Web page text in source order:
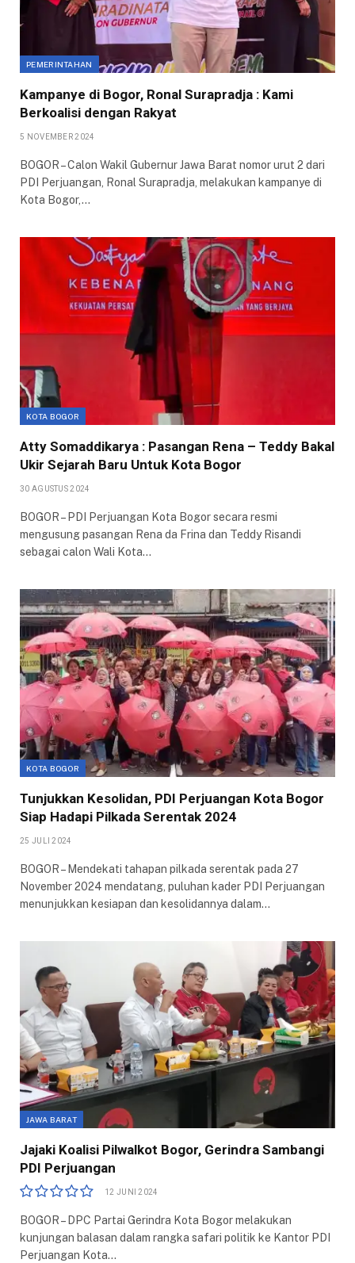
PEMERINTAHAN
Kampanye di Bogor, Ronal Surapradja : Kami
Berkoalisi dengan Rakyat
5 NOVEMBER 2024
BOGOR – Calon Wakil Gubernur Jawa Barat nomor urut 2 dari
PDI Perjuangan, Ronal Surapradja, melakukan kampanye di
Kota Bogor,…
KOTA BOGOR
Atty Somaddikarya : Pasangan Rena – Teddy Bakal
Ukir Sejarah Baru Untuk Kota Bogor
30 AGUSTUS 2024
BOGOR – PDI Perjuangan Kota Bogor secara resmi
mengusung pasangan Rena da Frina dan Teddy Risandi
sebagai calon Wali Kota…
KOTA BOGOR
Tunjukkan Kesolidan, PDI Perjuangan Kota Bogor
Siap Hadapi Pilkada Serentak 2024
25 JULI 2024
BOGOR – Mendekati tahapan pilkada serentak pada 27
November 2024 mendatang, puluhan kader PDI Perjuangan
menunjukkan kesiapan dan kesolidannya dalam…
JAWA BARAT
Jajaki Koalisi Pilwalkot Bogor, Gerindra Sambangi
PDI Perjuangan
12 JUNI 2024
BOGOR – DPC Partai Gerindra Kota Bogor melakukan
kunjungan balasan dalam rangka safari politik ke Kantor PDI
Perjuangan Kota…